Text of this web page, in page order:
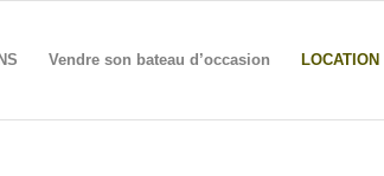
Vendre son bateau d’occasion LOCATION